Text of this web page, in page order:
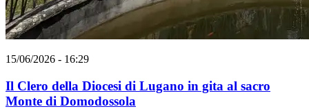
15/06/2026 - 16:29
Il Clero della Diocesi di Lugano in gita al sacro
Monte di Domodossola